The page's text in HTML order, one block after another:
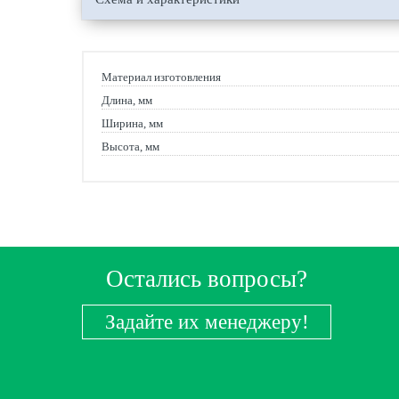
Материал изготовления
Длина, мм
Ширина, мм
Высота, мм
Остались вопросы?
Задайте их менеджеру!